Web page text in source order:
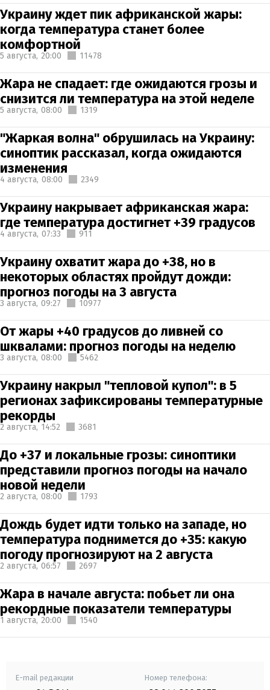
Украину ждет пик африканской жары:
когда температура станет более
комфортной
5 августа, 20:00 11478
Жара не спадает: где ожидаются грозы и
снизится ли температура на этой неделе
5 августа, 08:00 1319
"Жаркая волна" обрушилась на Украину:
синоптик рассказал, когда ожидаются
изменения
4 августа, 08:00 2349
Украину накрывает африканская жара:
где температура достигнет +39 градусов
4 августа, 07:33 911
Украину охватит жара до +38, но в
некоторых областях пройдут дожди:
прогноз погоды на 3 августа
3 августа, 09:27 10977
От жары +40 градусов до ливней со
шквалами: прогноз погоды на неделю
3 августа, 08:00 5462
Украину накрыл "тепловой купол": в 5
регионах зафиксированы температурные
рекорды
2 августа, 14:52 3681
До +37 и локальные грозы: синоптики
представили прогноз погоды на начало
новой недели
2 августа, 08:00 1793
Дождь будет идти только на западе, но
температура поднимется до +35: какую
погоду прогнозируют на 2 августа
2 августа, 06:57 2697
Жара в начале августа: побьет ли она
рекордные показатели температуры
1 августа, 20:00 1540
E-mail редакции Номер телефона: